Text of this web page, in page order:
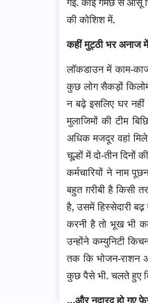
की कोशिश में.
कहीं मुट्ठी भर अनाज
लॉकडाउन में काम-
कुछ लोग सैकड़ों
न बढ़े इसलिए घर
मुलाजिमों की टीम
अधिक मजदूर वहां
चूल्हों में दो-तीन दिनों
कर्मचारियों ने नाम
बहुत ग़रीबी है किसी
है, उसमें हिस्सेदारी
करनी है तो भूख भी
उन्होंने कम्युनिटी
तक कि भोजन-राशन
कुछ पैसे भी. चलते हुए